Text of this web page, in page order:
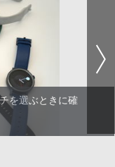
を選ぶときに確